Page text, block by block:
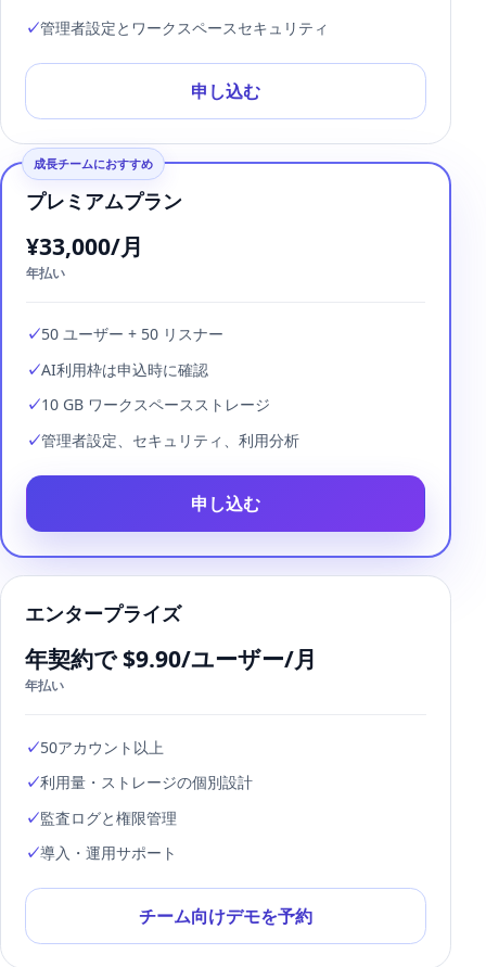
管理者設定とワークスペースセキュリティ
申し込む
成長チームにおすすめ
プレミアムプラン
¥33,000/月
年払い
50 ユーザー + 50 リスナー
AI利用枠は申込時に確認
10 GB ワークスペースストレージ
管理者設定、セキュリティ、利用分析
申し込む
エンタープライズ
年契約で $9.90/ユーザー/月
年払い
50アカウント以上
利用量・ストレージの個別設計
監査ログと権限管理
導入・運用サポート
チーム向けデモを予約